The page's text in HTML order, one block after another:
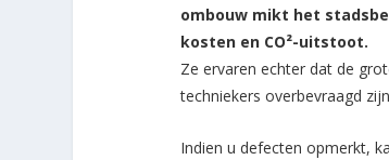
ombouw mikt het
kosten en CO²-uitstoot.
Ze ervaren echter dat de
techniekers overbevraagd
Indien u defecten opmerkt,